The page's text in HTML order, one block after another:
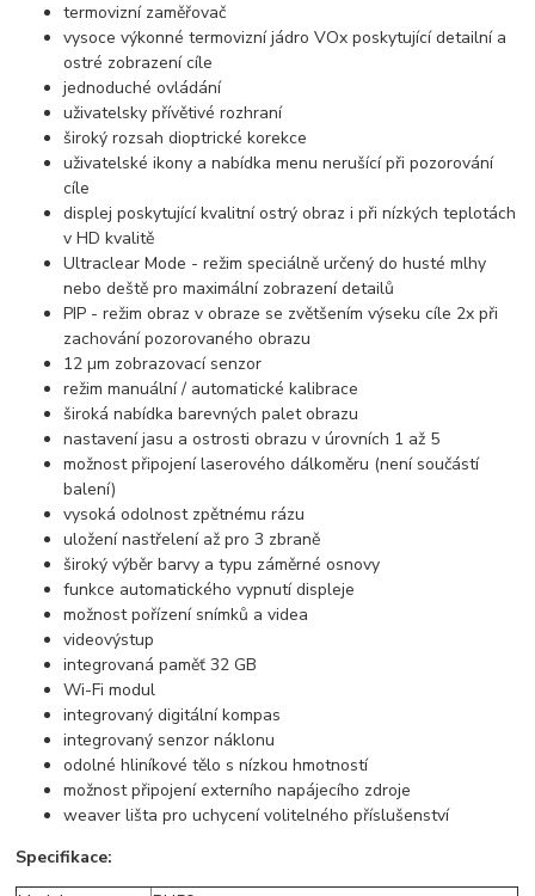
termovizní zaměřovač
vysoce výkonné termovizní jádro VOx poskytující detailní a
ostré zobrazení cíle
jednoduché ovládání
uživatelsky přívětivé rozhraní
široký rozsah dioptrické korekce
uživatelské ikony a nabídka menu nerušící při pozorování
cíle
displej poskytující kvalitní ostrý obraz i při nízkých teplotách
v HD kvalitě
Ultraclear Mode - režim speciálně určený do husté mlhy
nebo deště pro maximální zobrazení detailů
PIP - režim obraz v obraze se zvětšením výseku cíle 2x při
zachování pozorovaného obrazu
12 µm zobrazovací senzor
režim manuální / automatické kalibrace
široká nabídka barevných palet obrazu
nastavení jasu a ostrosti obrazu v úrovních 1 až 5
možnost připojení laserového dálkoměru (není součástí
balení)
vysoká odolnost zpětnému rázu
uložení nastřelení až pro 3 zbraně
široký výběr barvy a typu záměrné osnovy
funkce automatického vypnutí displeje
možnost pořízení snímků a videa
videovýstup
integrovaná paměť 32 GB
Wi-Fi modul
integrovaný digitální kompas
integrovaný senzor náklonu
odolné hliníkové tělo s nízkou hmotností
možnost připojení externího napájecího zdroje
weaver lišta pro uchycení volitelného příslušenství
Specifikace: